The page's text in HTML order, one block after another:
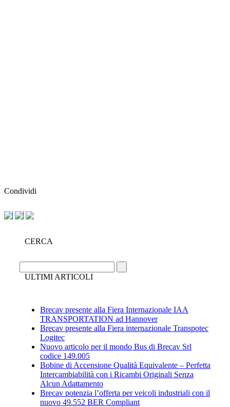
Condividi
CERCA
ULTIMI ARTICOLI
Brecav presente alla Fiera Internazionale IAA
TRANSPORTATION ad Hannover
Brecav presente alla Fiera internazionale Transpotec
Logitec
Nuovo articolo per il mondo Bus di Brecav Srl
codice 149.005
Bobine di Accensione Qualità Equivalente – Perfetta
Intercambiabilità con i Ricambi Originali Senza
Alcun Adattamento
Brecav potenzia l’offerta per veicoli industriali con il
nuovo 49.552 BER Compliant